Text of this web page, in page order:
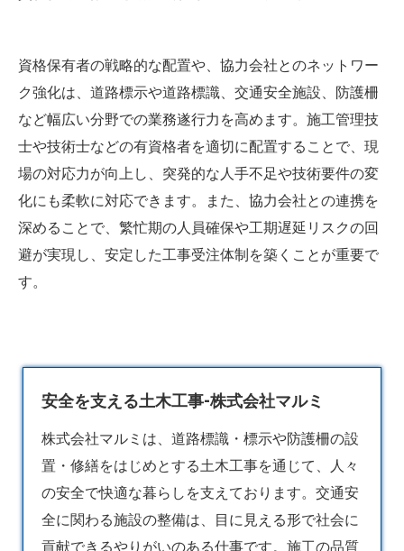
資格保有者の戦略的な配置や、協力会社とのネットワー
ク強化は、道路標示や道路標識、交通安全施設、防護柵
など幅広い分野での業務遂行力を高めます。施工管理技
士や技術士などの有資格者を適切に配置することで、現
場の対応力が向上し、突発的な人手不足や技術要件の変
化にも柔軟に対応できます。また、協力会社との連携を
深めることで、繁忙期の人員確保や工期遅延リスクの回
避が実現し、安定した工事受注体制を築くことが重要で
す。
安全を支える土木工事-株式会社マルミ
株式会社マルミは、道路標識・標示や防護柵の設
置・修繕をはじめとする土木工事を通じて、人々
の安全で快適な暮らしを支えております。交通安
全に関わる施設の整備は、目に見える形で社会に
貢献できるやりがいのある仕事です。施工の品質